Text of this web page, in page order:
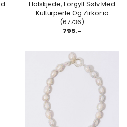
Halskjede, Forgylt Sølv Med
Kulturperle Og Zirkonia
(67736)
795,-